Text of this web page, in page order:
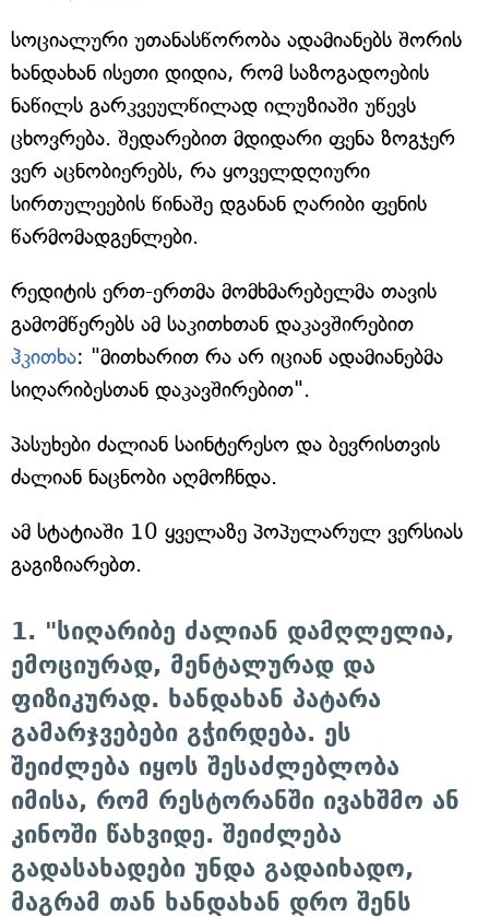
სოციალური უთანასწორობა ადამიანებს შორის
ხანდახან ისეთი დიდია, რომ საზოგადოების
ნაწილს გარკვეულწილად ილუზიაში უწევს
ცხოვრება. შედარებით მდიდარი ფენა ზოგჯერ
ვერ აცნობიერებს, რა ყოველდღიური
სირთულეების წინაშე დგანან ღარიბი ფენის
წარმომადგენლები.
რედიტის ერთ-ერთმა მომხმარებელმა თავის
გამომწერებს ამ საკითხთან დაკავშირებით
ჰკითხა: "მითხარით რა არ იციან ადამიანებმა
სიღარიბესთან დაკავშირებით".
პასუხები ძალიან საინტერესო და ბევრისთვის
ძალიან ნაცნობი აღმოჩნდა.
ამ სტატიაში 10 ყველაზე პოპულარულ ვერსიას
გაგიზიარებთ.
1. "სიღარიბე ძალიან დამღლელია,
ემოციურად, მენტალურად და
ფიზიკურად. ხანდახან პატარა
გამარჯვებები გჭირდება. ეს
შეიძლება იყოს შესაძლებლობა
იმისა, რომ რესტორანში ივახშმო ან
კინოში წახვიდე. შეიძლება
გადასახადები უნდა გადაიხადო,
მაგრამ თან ხანდახან დრო შენს